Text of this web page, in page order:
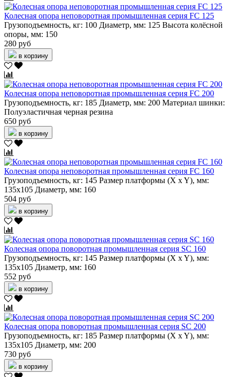
Колесная опора неповоротная промышленная серия FC 125
Грузоподъемность, кг: 100 Диаметр, мм: 125 Высота колёсной
опоры, мм: 150
280 руб
в корзину
Колесная опора неповоротная промышленная серия FC 200
Грузоподъемность, кг: 185 Диаметр, мм: 200 Материал шинки:
Полуэластичная черная резина
650 руб
в корзину
Колесная опора неповоротная промышленная серия FC 160
Грузоподъемность, кг: 145 Размер платформы (X x Y), мм:
135х105 Диаметр, мм: 160
504 руб
в корзину
Колесная опора поворотная промышленная серия SC 160
Грузоподъемность, кг: 145 Размер платформы (X x Y), мм:
135х105 Диаметр, мм: 160
552 руб
в корзину
Колесная опора поворотная промышленная серия SC 200
Грузоподъемность, кг: 185 Размер платформы (X x Y), мм:
135х105 Диаметр, мм: 200
730 руб
в корзину